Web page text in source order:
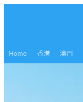
Home 香港 澳門